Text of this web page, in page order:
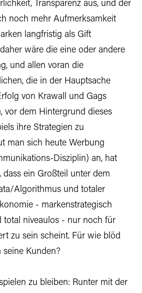
Transparenz aus, und der
noch mehr Aufmerksamkeit
langfristig als Gift
wäre die eine oder andere
und allen voran die
die in der Hauptsache
von Krawall und Gags
vor dem Hintergrund dieses
ihre Strategien zu
man sich heute Werbung
Disziplin) an, hat
ein Großteil unter dem
Algorithmus und totaler
- markenstrategisch
total niveaulos - nur noch für
zu sein scheint. Für wie blöd
Kunden?
zu bleiben: Runter mit der